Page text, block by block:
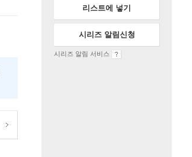
리스트에 넣기
시리즈 알림신청
시리즈 알림 서비스